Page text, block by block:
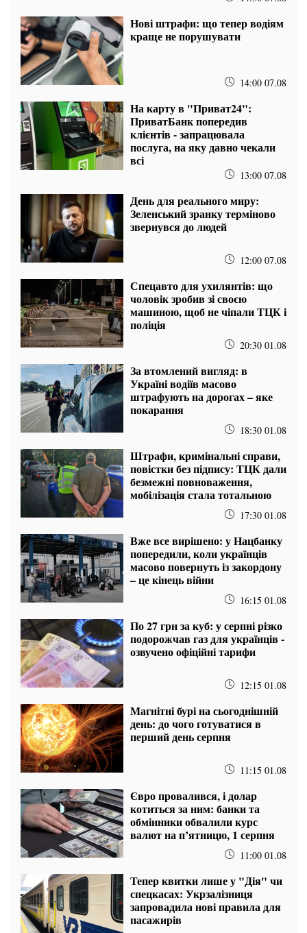
Нові штрафи: що тепер водіям
краще не порушувати
14:00 07.08
На карту в "Приват24":
ПриватБанк попередив
клієнтів - запрацювала
послуга, на яку давно чекали
всі
13:00 07.08
День для реального миру:
Зеленський зранку терміново
звернувся до людей
12:00 07.08
Спецавто для ухилянтів: що
чоловік зробив зі своєю
машиною, щоб не чіпали ТЦК і
поліція
20:30 01.08
За втомлений вигляд: в
Україні водіїв масово
штрафують на дорогах – яке
покарання
18:30 01.08
Штрафи, кримінальні справи,
повістки без підпису: ТЦК дали
безмежні повноваження,
мобілізація стала тотальною
17:30 01.08
Вже все вирішено: у Нацбанку
попередили, коли українців
масово повернуть із закордону
– це кінець війни
16:15 01.08
По 27 грн за куб: у серпні різко
подорожчав газ для українців -
озвучено офіційні тарифи
12:15 01.08
Магнітні бурі на сьогоднішній
день: до чого готуватися в
перший день серпня
11:15 01.08
Євро провалився, і долар
котиться за ним: банки та
обмінники обвалили курс
валют на п’ятницю, 1 серпня
11:00 01.08
Тепер квитки лише у "Дія" чи
спецкасах: Укрзалізниця
запровадила нові правила для
пасажирів